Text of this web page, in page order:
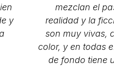
y el presente, la
descripciones
pinceladas de luz y
la música o el sonido
lugar destacado; los